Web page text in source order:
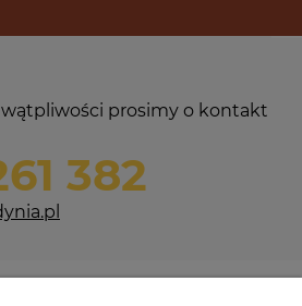
prosimy o kontakt
382